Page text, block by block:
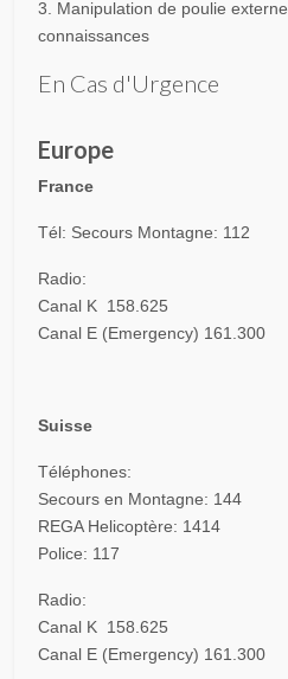
3. Manipulation de poulie
connaissances
En Cas d'Urgence
Europe
France
Tél: Secours Montagne: 112
Radio:
Canal K 158.625
Canal E (Emergency) 161.300
Suisse
Téléphones:
Secours en Montagne: 144
REGA Helicoptère: 1414
Police: 117
Radio:
Canal K 158.625
Canal E (Emergency) 161.300